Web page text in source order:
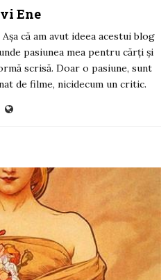
Ene
că am avut ideea acestui blog
pasiunea mea pentru cărți și
scrisă. Doar o pasiune, sunt
de filme, nicidecum un critic.